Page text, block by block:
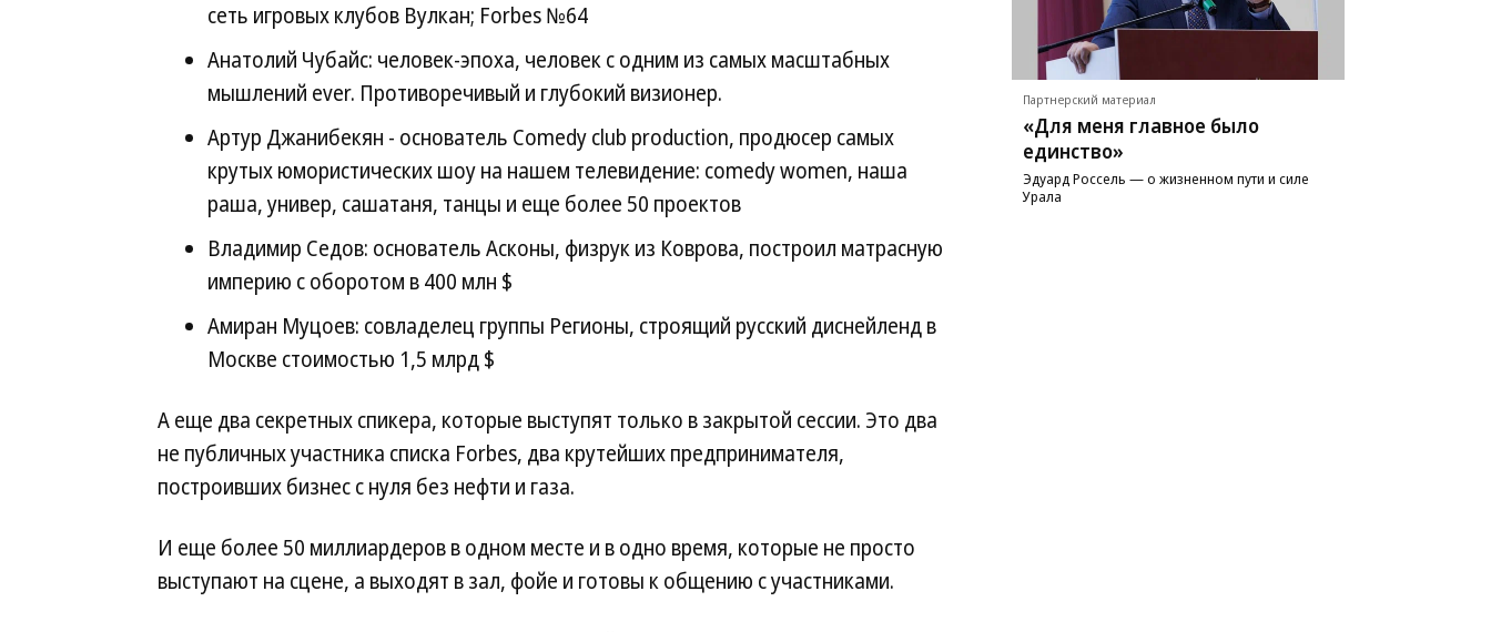
сеть игровых клубов Вулкан; Forbes №64
Анатолий Чубайс: человек-эпоха, человек с одним из самых масштабных
мышлений ever. Противоречивый и глубокий визионер.
Артур Джанибекян - основатель Comedy club production, продюсер самых
крутых юмористических шоу на нашем телевидение: comedy women, наша
раша, универ, сашатаня, танцы и еще более 50 проектов
Владимир Седов: основатель Асконы, физрук из Коврова, построил матрасную
империю с оборотом в 400 млн $
Амиран Муцоев: совладелец группы Регионы, строящий русский диснейленд в
Москве стоимостью 1,5 млрд $
А еще два секретных спикера, которые выступят только в закрытой сессии. Это два
не публичных участника списка Forbes, два крутейших предпринимателя,
построивших бизнес с нуля без нефти и газа.
И еще более 50 миллиардеров в одном месте и в одно время, которые не просто
выступают на сцене, а выходят в зал, фойе и готовы к общению с участниками.
Партнерский материал
«Для меня главное было
единство»
Эдуард Россель — о жизненном пути и силе
Урала